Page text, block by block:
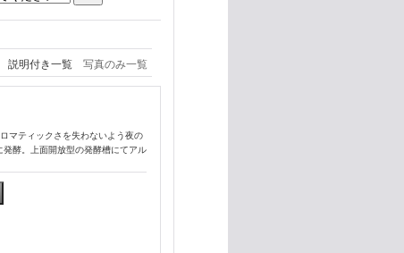
説明付き一覧 写真のみ一覧
マティックさを失わないよう夜の
酵。上面開放型の発酵槽にてアル